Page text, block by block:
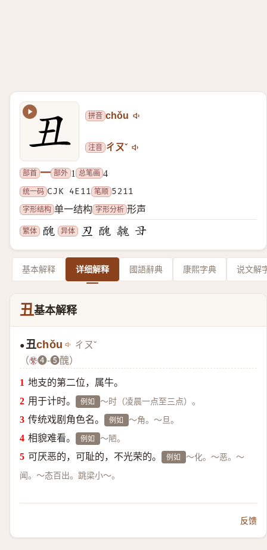
拼音 chǒu
注音 ㄔㄡˇ
部首 一 部外 1 总笔画 4
统一码 CJK 4E11 笔顺 5211
字形结构 单一结构 字形分析 形声
繁体 异体
基本解释 详细解释 國語辭典 康熙字典 说文解
丑基本解释
●丑chǒu ㄔㄡˇ
（
❹-❺醜）
地支的第二位，属牛。
用于计时。
例如 ～时（凌晨一点至三点）。
传统戏剧角色名。 例如 ～角。～旦。
相貌难看。 例如 ～陋。
可厌恶的，可耻的，不光荣的。 例如 ～化。～恶。～
闻。～态百出。跳梁小～。
反馈